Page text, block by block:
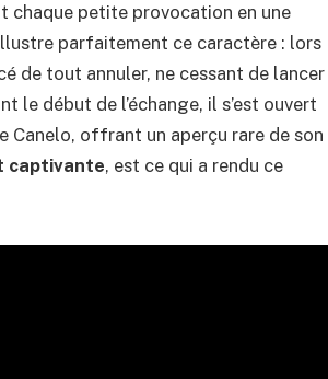
chaque petite provocation en une
parfaitement ce caractère : lors
de tout annuler, ne cessant de lancer
le début de l’échange, il s’est ouvert
Canelo, offrant un aperçu rare de son
captivante, est ce qui a rendu ce